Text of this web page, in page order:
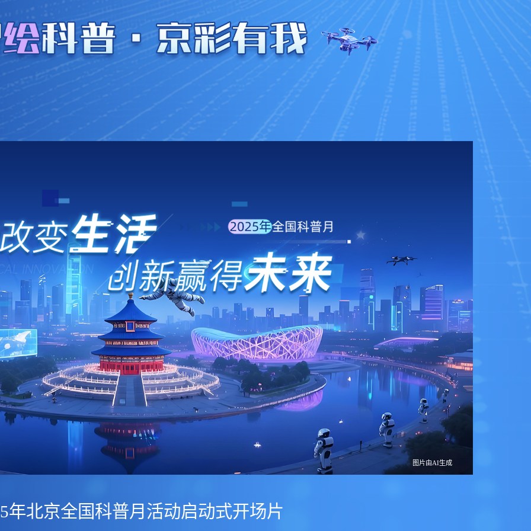
图片由AI生成
年北京全国科普月活动启动式开场片